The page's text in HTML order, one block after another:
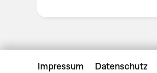
Impressum Datenschutz